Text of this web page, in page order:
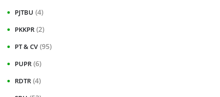
PJTBU (4)
PKKPR (2)
PT & CV (95)
PUPR (6)
RDTR (4)